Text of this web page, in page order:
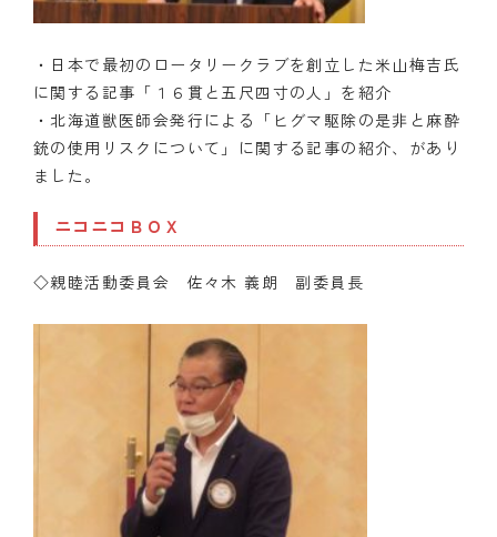
・日本で最初のロータリークラブを創立した米山梅吉氏
に関する記事「１６貫と五尺四寸の人」を紹介
・北海道獣医師会発行による「ヒグマ駆除の是非と麻酔
銃の使用リスクについて」に関する記事の紹介、があり
ました。
ニコニコＢＯＸ
◇親睦活動委員会 佐々木 義朗 副委員長